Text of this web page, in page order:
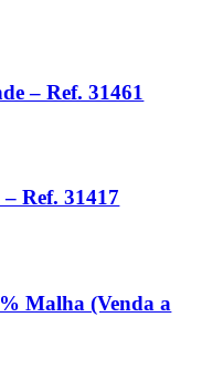
– Ref. 31461
Ref. 31417
Malha (Venda a